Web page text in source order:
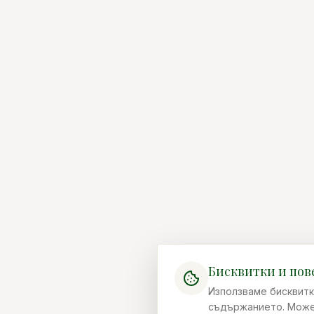
Бисквитки и
Използваме
съдържанието.